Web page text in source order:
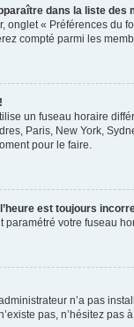
dans la liste des
onglet « Préférences du
compté parmi les
un fuseau horaire
Paris, New York,
pour le faire.
est toujours
paramétré votre fuseau
n’a pas
pas, n’hésitez